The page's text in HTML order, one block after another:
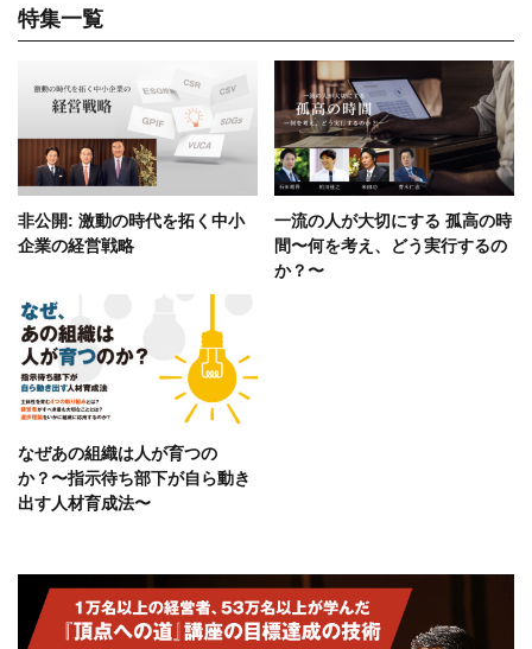
特集一覧
非公開: 激動の時代を拓く中小
企業の経営戦略
一流の人が大切にする 孤高の時
間〜何を考え、どう実行するの
か？〜
なぜあの組織は人が育つの
か？〜指示待ち部下が自ら動き
出す人材育成法〜